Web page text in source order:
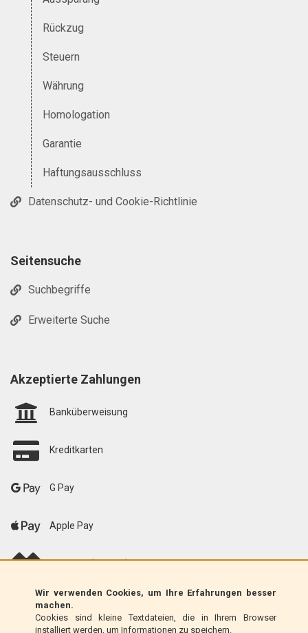
Wir verwenden Cookies, um Ihre Erfahrungen besser
machen.
Cookies sind kleine Textdateien, die in Ihrem Browser
installiert werden, um Informationen zu speichern.
Rückzug
Steuern
Währung
Homologation
Garantie
Haftungsausschluss
Datenschutz- und Cookie-Richtlinie
Seitensuche
Suchbegriffe
Erweiterte Suche
Akzeptierte Zahlungen
Banküberweisung
Kreditkarten
G Pay
Apple Pay
scalapay (EU only)
Klarna (nur EU)